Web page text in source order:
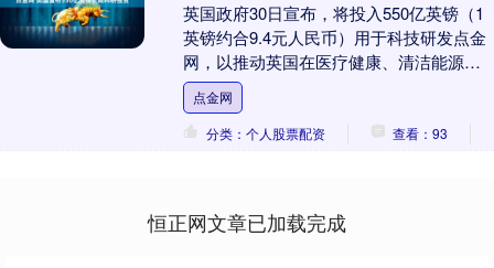
英国政府30日宣布，将投入550亿英镑（1
英镑约合9.4元人民币）用于科技研发点金
网，以推动英国在医疗健康、清洁能源、
人工智能等领域取得突破性进展。....
点金网
分类：个人股票配资
查看：93
恒正网文章已加载完成